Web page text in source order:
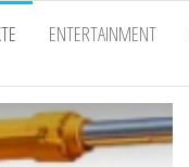
ENTERTAINMENT